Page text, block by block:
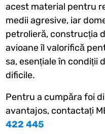
acest material pentru
medii agresive, iar
petrolieră, construcția
avioane îl valorifică
sa, esențiale în condiții
dificile.
Pentru a cumpăra foi
avantajos, contactați
422 445